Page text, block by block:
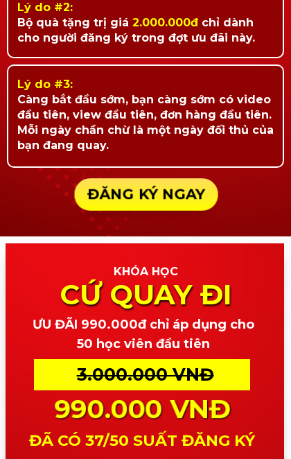
Lý do #2:
Bộ quà tặng trị giá 2.000.000đchỉ dành
cho người đăng ký trong đợt ưu đãi này.
Lý do #3:
Càng bắt đầu sớm, bạn càng sớm có video
đầu tiên, view đầu tiên, đơn hàng đầu tiên.
Mỗi ngày chần chừ là một ngày đối thủ của
bạn đang quay.
ĐĂNG KÝ NGAY
3.000.000 VNĐ
990.000 VNĐ
ƯU ĐÃI 990.000đ chỉ áp dụng cho
50 học viên đầu tiên
CỨ QUAY ĐI
KHÓA HỌC
ĐÃ CÓ 37/50 SUẤT ĐĂNG KÝ